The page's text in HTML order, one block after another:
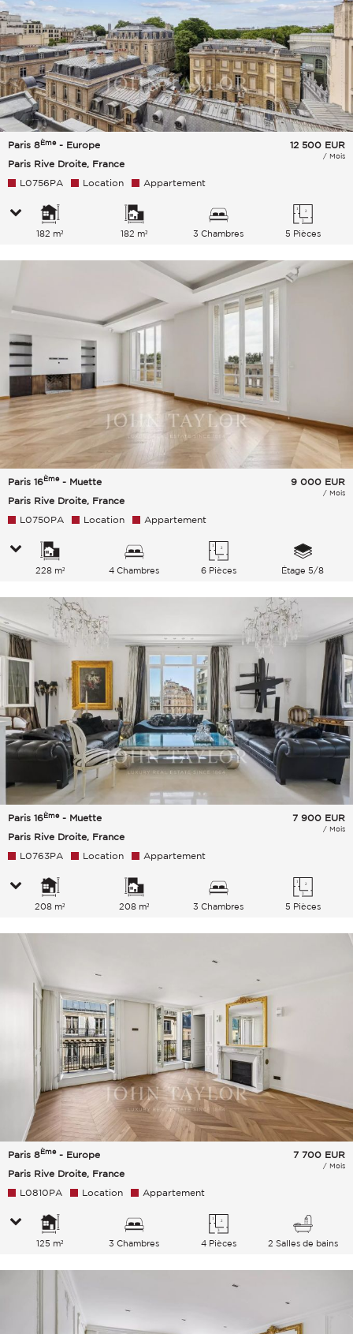
Paris 8Ème- Europe
Paris Rive Droite, France
12 500 EUR
/ Mois
L0756PA Location Appartement
182 m² 182 m² 3 Chambres 5 Pièces
Paris 16Ème- Muette
Paris Rive Droite, France
9 000 EUR
/ Mois
L0750PA Location Appartement
228 m² 4 Chambres 6 Pièces Étage 5/8
Paris 16Ème- Muette
Paris Rive Droite, France
7 900 EUR
/ Mois
L0763PA Location Appartement
208 m² 208 m² 3 Chambres 5 Pièces
Paris 8Ème- Europe
Paris Rive Droite, France
7 700 EUR
/ Mois
L0810PA Location Appartement
125 m² 3 Chambres 4 Pièces 2 Salles de bains